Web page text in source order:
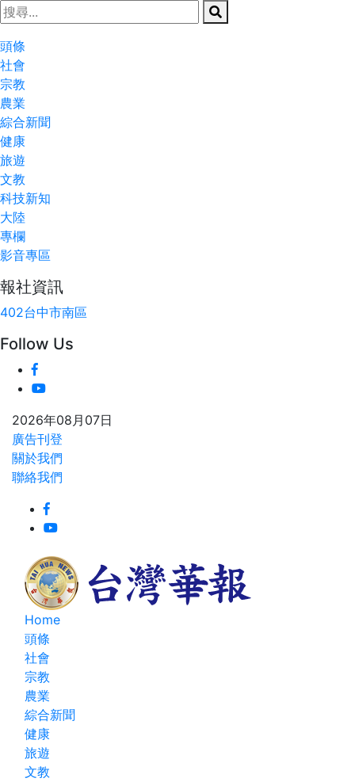
頭條
社會
宗教
農業
綜合新聞
健康
旅遊
文教
科技新知
大陸
專欄
影音專區
報社資訊
402台中市南區
Follow Us
2026年08月07日
廣告刊登
關於我們
聯絡我們
Home
頭條
社會
宗教
農業
綜合新聞
健康
旅遊
文教